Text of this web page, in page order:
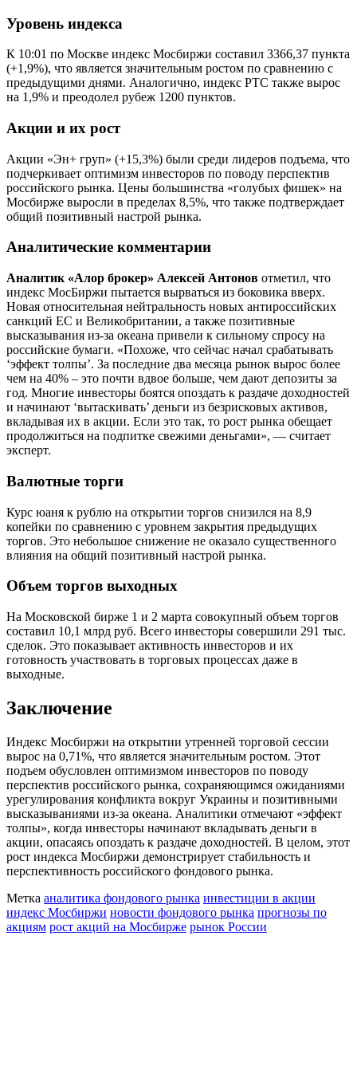
Уровень индекса
К 10:01 по Москве индекс Мосбиржи составил 3366,37 пункта
(+1,9%), что является значительным ростом по сравнению с
предыдущими днями. Аналогично, индекс РТС также вырос
на 1,9% и преодолел рубеж 1200 пунктов.
Акции и их рост
Акции «Эн+ груп» (+15,3%) были среди лидеров подъема, что
подчеркивает оптимизм инвесторов по поводу перспектив
российского рынка. Цены большинства «голубых фишек» на
Мосбирже выросли в пределах 8,5%, что также подтверждает
общий позитивный настрой рынка.
Аналитические комментарии
Аналитик «Алор брокер» Алексей Антонов отметил, что
индекс МосБиржи пытается вырваться из боковика вверх.
Новая относительная нейтральность новых антироссийских
санкций ЕС и Великобритании, а также позитивные
высказывания из-за океана привели к сильному спросу на
российские бумаги. «Похоже, что сейчас начал срабатывать
‘эффект толпы’. За последние два месяца рынок вырос более
чем на 40% – это почти вдвое больше, чем дают депозиты за
год. Многие инвесторы боятся опоздать к раздаче доходностей
и начинают ‘вытаскивать’ деньги из безрисковых активов,
вкладывая их в акции. Если это так, то рост рынка обещает
продолжиться на подпитке свежими деньгами», — считает
эксперт.
Валютные торги
Курс юаня к рублю на открытии торгов снизился на 8,9
копейки по сравнению с уровнем закрытия предыдущих
торгов. Это небольшое снижение не оказало существенного
влияния на общий позитивный настрой рынка.
Объем торгов выходных
На Московской бирже 1 и 2 марта совокупный объем торгов
составил 10,1 млрд руб. Всего инвесторы совершили 291 тыс.
сделок. Это показывает активность инвесторов и их
готовность участвовать в торговых процессах даже в
выходные.
Заключение
Индекс Мосбиржи на открытии утренней торговой сессии
вырос на 0,71%, что является значительным ростом. Этот
подъем обусловлен оптимизмом инвесторов по поводу
перспектив российского рынка, сохраняющимся ожиданиями
урегулирования конфликта вокруг Украины и позитивными
высказываниями из-за океана. Аналитики отмечают «эффект
толпы», когда инвесторы начинают вкладывать деньги в
акции, опасаясь опоздать к раздаче доходностей. В целом, этот
рост индекса Мосбиржи демонстрирует стабильность и
перспективность российского фондового рынка.
Метка аналитика фондового рынка инвестиции в акции
индекс Мосбиржи новости фондового рынка прогнозы по
акциям рост акций на Мосбирже рынок России